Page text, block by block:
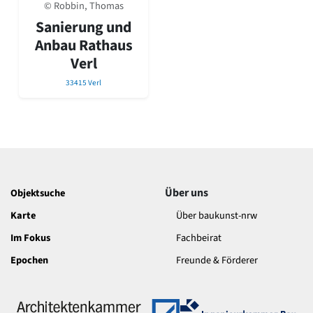
David Chipperfield
Harald Deilmann
Gottfried Böhm
Schneider von Esleben
Peter Behrens
Auszeichnung vorbildlicher Bauten NRW 2020
1950er-70er Jahre
Moderne
Reformarchitektur
Jugendstil
Klassizismus
Gotik
© Robbin, Thomas
Sanierung und
Anbau Rathaus
Verl
33415 Verl
Objektsuche
Karte
Im Fokus
Epochen
Über uns
Über baukunst-nrw
Fachbeirat
Freunde & Förderer